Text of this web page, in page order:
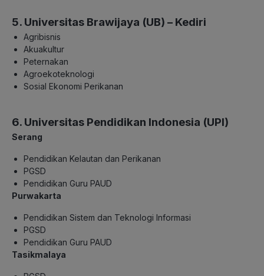
5. Universitas Brawijaya (UB) – Kediri
Agribisnis
Akuakultur
Peternakan
Agroekoteknologi
Sosial Ekonomi Perikanan
6. Universitas Pendidikan Indonesia (UPI)
Serang
Pendidikan Kelautan dan Perikanan
PGSD
Pendidikan Guru PAUD
Purwakarta
Pendidikan Sistem dan Teknologi Informasi
PGSD
Pendidikan Guru PAUD
Tasikmalaya